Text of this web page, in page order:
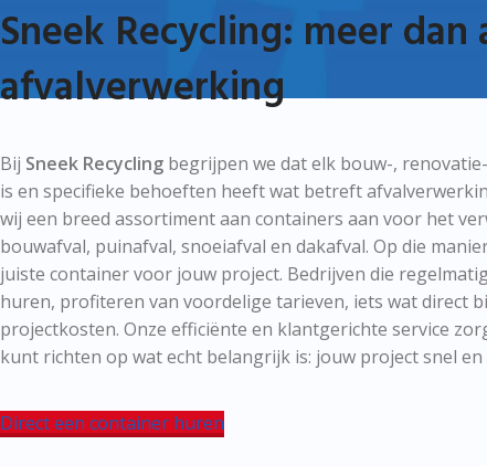
Sneek Recycling: meer dan
afvalverwerking
Bij Sneek Recycling begrijpen we dat elk bouw-,
is en specifieke behoeften heeft wat betreft
wij een breed assortiment aan containers aan voor het
bouwafval, puinafval, snoeiafval en dakafval. Op die
juiste container voor jouw project. Bedrijven die
huren, profiteren van voordelige tarieven, iets wat direct
projectkosten. Onze efficiënte en klantgerichte service
kunt richten op wat echt belangrijk is: jouw project snel en
Direct een container huren